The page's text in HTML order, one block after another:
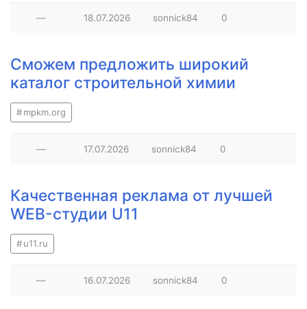
— 18.07.2026 sonnick84 0
Сможем предложить широкий
каталог строительной химии
mpkm.org
— 17.07.2026 sonnick84 0
Качественная реклама от лучшей
WEB-студии U11
u11.ru
— 16.07.2026 sonnick84 0